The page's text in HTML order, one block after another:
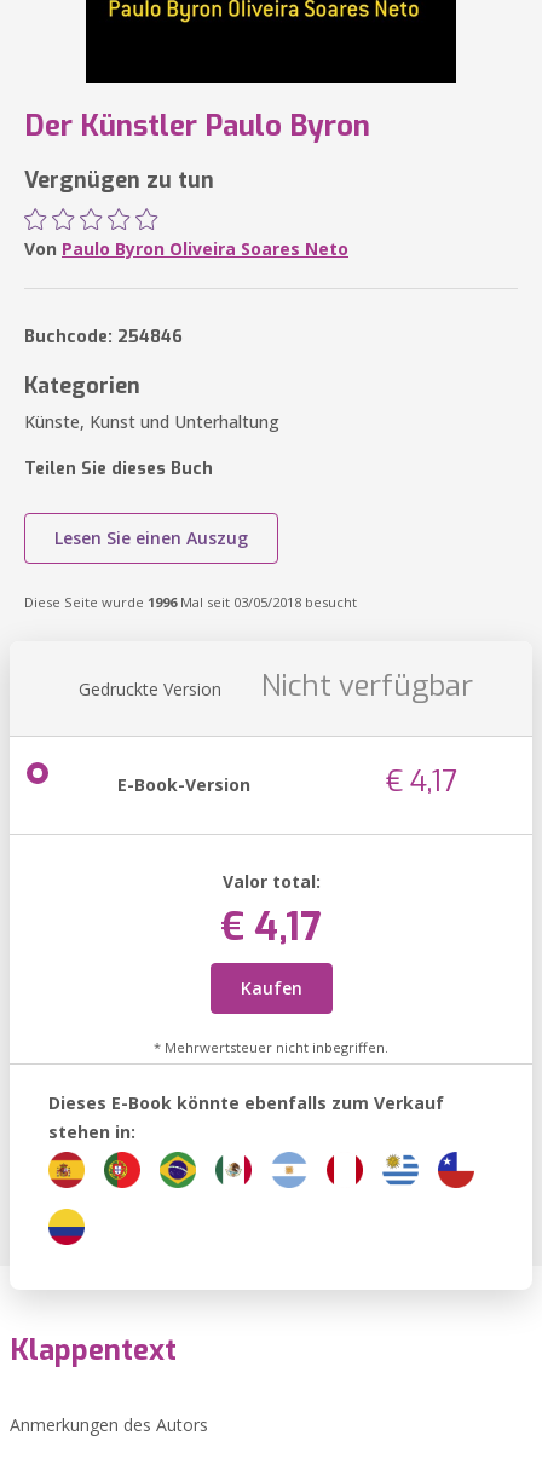
Der Künstler Paulo Byron
Vergnügen zu tun
Von Paulo Byron Oliveira Soares Neto
Buchcode: 254846
Kategorien
Künste, Kunst und Unterhaltung
Teilen Sie dieses Buch
Lesen Sie einen Auszug
Diese Seite wurde 1996Mal seit 03/05/2018 besucht
Gedruckte Version Nicht verfügbar
E-Book-Version € 4,17
Valor total:
€ 4,17
Kaufen
* Mehrwertsteuer nicht inbegriffen.
Dieses E-Book könnte ebenfalls zum Verkauf
stehen in:
Klappentext
Anmerkungen des Autors